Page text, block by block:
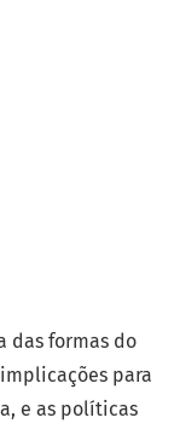
das formas do
para
e as políticas